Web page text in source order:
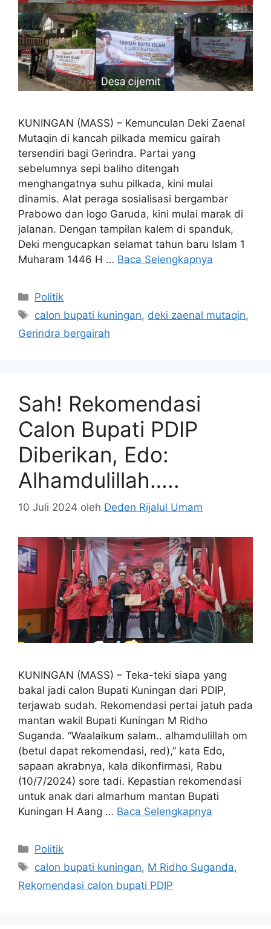
KUNINGAN (MASS) – Kemunculan Deki Zaenal
Mutaqin di kancah pilkada memicu gairah
tersendiri bagi Gerindra. Partai yang
sebelumnya sepi baliho ditengah
menghangatnya suhu pilkada, kini mulai
dinamis. Alat peraga sosialisasi bergambar
Prabowo dan logo Garuda, kini mulai marak di
jalanan. Dengan tampilan kalem di spanduk,
Deki mengucapkan selamat tahun baru Islam 1
Muharam 1446 H … Baca Selengkapnya
Kategori
Politik
Tag
calon bupati kuningan, deki zaenal mutaqin,
Gerindra bergairah
Sah! Rekomendasi
Calon Bupati PDIP
Diberikan, Edo:
Alhamdulillah…..
10 Juli 2024 oleh Deden Rijalul Umam
KUNINGAN (MASS) – Teka-teki siapa yang
bakal jadi calon Bupati Kuningan dari PDIP,
terjawab sudah. Rekomendasi pertai jatuh pada
mantan wakil Bupati Kuningan M Ridho
Suganda. “Waalaikum salam.. alhamdulillah om
(betul dapat rekomendasi, red),” kata Edo,
sapaan akrabnya, kala dikonfirmasi, Rabu
(10/7/2024) sore tadi. Kepastian rekomendasi
untuk anak dari almarhum mantan Bupati
Kuningan H Aang … Baca Selengkapnya
Kategori
Politik
Tag
calon bupati kuningan, M Ridho Suganda,
Rekomendasi calon bupati PDIP